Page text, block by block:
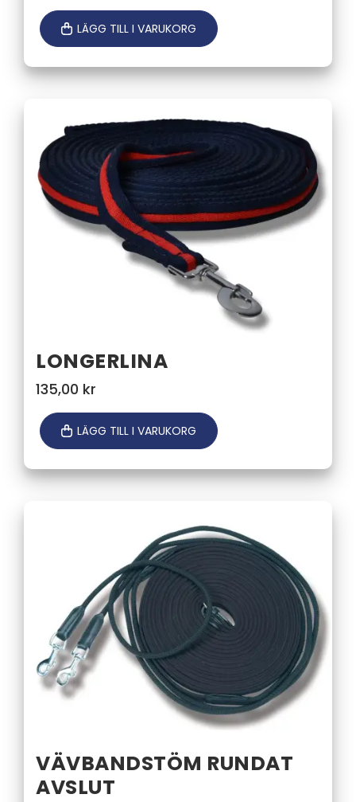
LÄGG TILL I VARUKORG
LONGERLINA
135,00 kr
LÄGG TILL I VARUKORG
VÄVBANDSTÖM RUNDAT
AVSLUT